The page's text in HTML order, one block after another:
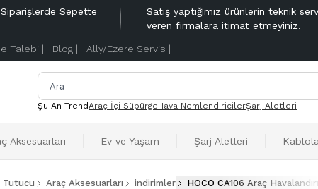
Sepette
Satış yaptığımız ürünlerin teknik
veren firmalara itimat etmeyiniz.
Talebi | Blog | Ally/Ezere Servis |
Şu An TrendAraç İçi SüpürgeHava NemlendiricilerŞarj Aletleri
Aksesuarları Ev ve Yaşam Şarj Aletleri
Tutucu Araç Aksesuarları indirimler HOCO CA106 Araç